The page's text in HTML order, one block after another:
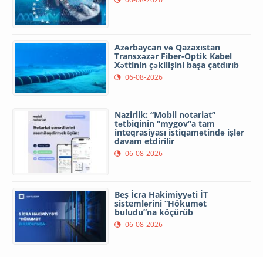
Azərbaycan və Qazaxıstan
Transxəzər Fiber-Optik Kabel
Xəttinin çəkilişini başa çatdırıb
06-08-2026
Nazirlik: “Mobil notariat”
tətbiqinin “mygov”a tam
inteqrasiyası istiqamətində işlər
davam etdirilir
06-08-2026
Beş İcra Hakimiyyəti İT
sistemlərini “Hökumət
buludu”na köçürüb
06-08-2026